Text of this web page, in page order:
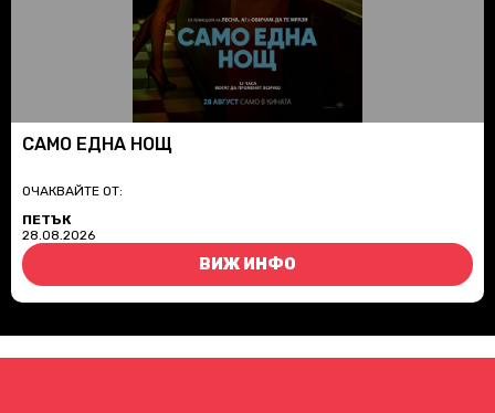
САМО ЕДНА НОЩ
ОЧАКВАЙТЕ ОТ:
ПЕТЪК
28.08.2026
ВИЖ ИНФО